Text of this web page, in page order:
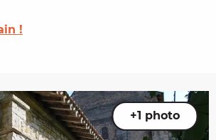
!
aux favoris
+1 photo